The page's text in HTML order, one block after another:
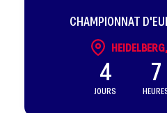
CHAMPIONNAT
4
JOURS
7